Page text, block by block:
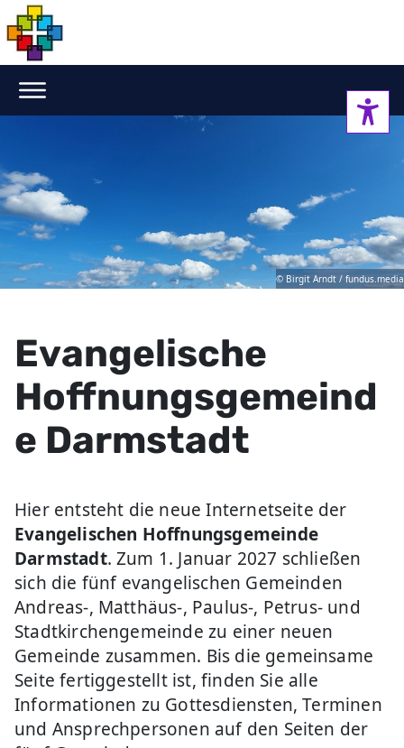
© Birgit Arndt / fundus.media
Evangelische
Hoffnungsgemeind
e Darmstadt
Hier entsteht die neue Internetseite der
Evangelischen Hoffnungsgemeinde
Darmstadt. Zum 1. Januar 2027 schließen
sich die fünf evangelischen Gemeinden
Andreas-, Matthäus-, Paulus-, Petrus- und
Stadtkirchengemeinde zu einer neuen
Gemeinde zusammen. Bis die gemeinsame
Seite fertiggestellt ist, finden Sie alle
Informationen zu Gottesdiensten, Terminen
und Ansprechpersonen auf den Seiten der